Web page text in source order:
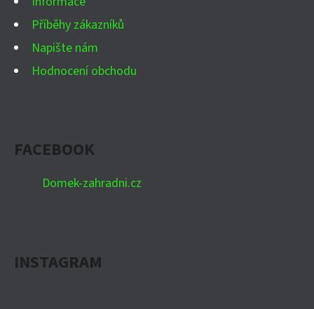
Příběhy zákazníků
Napište nám
Hodnocení obchodu
FACEBOOK
Domek-zahradni.cz
INSTAGRAM